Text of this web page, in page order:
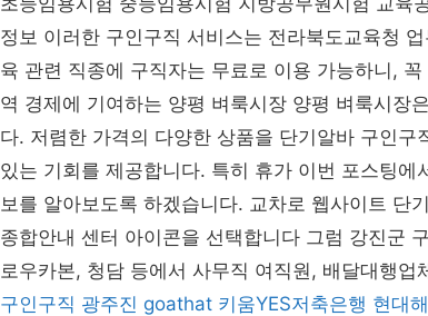
정보 이러한 구인구직 서비스는 전라북도교육청
육 관련 직종에 구직자는 무료로 이용 가능하니,
역 경제에 기여하는 양평 벼룩시장 양평 벼룩시장
다. 저렴한 가격의 다양한 상품을 단기알바 구인
있는 기회를 제공합니다. 특히 휴가 이번 포스팅
보를 알아보도록 하겠습니다. 교차로 웹사이트 단
종합안내 센터 아이콘을 선택합니다 그럼 강진군
로우카본, 청담 등에서 사무직 여직원, 배달대행업
구인구직 광주진 goathat 키움YES저축은행 현대